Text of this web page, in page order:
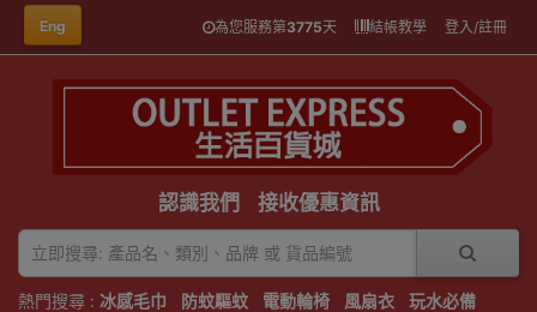
Eng 為您服務第3775天 結帳教學 登入/註冊
認識我們 接收優惠資訊
熱門搜尋 : 冰感毛巾 防蚊驅蚊 電動輪椅 風扇衣 玩水必備